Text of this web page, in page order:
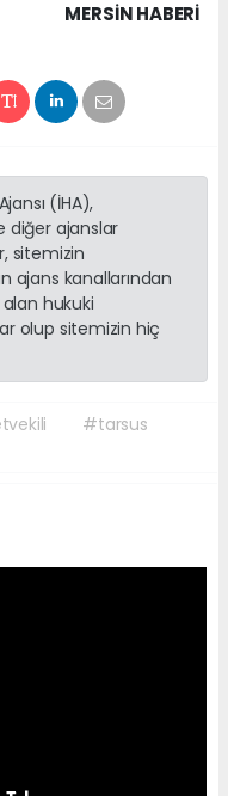
MERSIN HABERİ
(İHA),
diğer ajanslar
sitemizin
ajans kanallarından
hukuki
olup sitemizin hiç
#tarsus